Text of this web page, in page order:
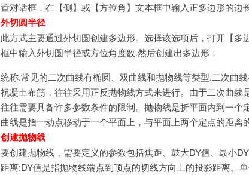
置对话框，在【侧】或【方位角】文本框中输入正多边形的边
外切圆半径
此方式主要通过外切圆创建多边形。选择该选项后，打开【
框中输入外切圆半径或方位角度数.然后创建出多边形，
统称.常见的二次曲线有椭圆、双曲线和抛物线等类型.二次曲
祝凝土布筋，往往采用正反抛物线方式来进行。由于二次曲
往往需要具备许多参数条件的限制。抛物线是折平面内到一个
曲线是指一动点移动于一个平面上，与平面上两个定点的距离
创逮抛物线
要创建抛物线，需要定义的参数包括焦距、鼓大DY值、最小
距离:DY值是指抛物线端点到顶点的切线方向上的投影距离。